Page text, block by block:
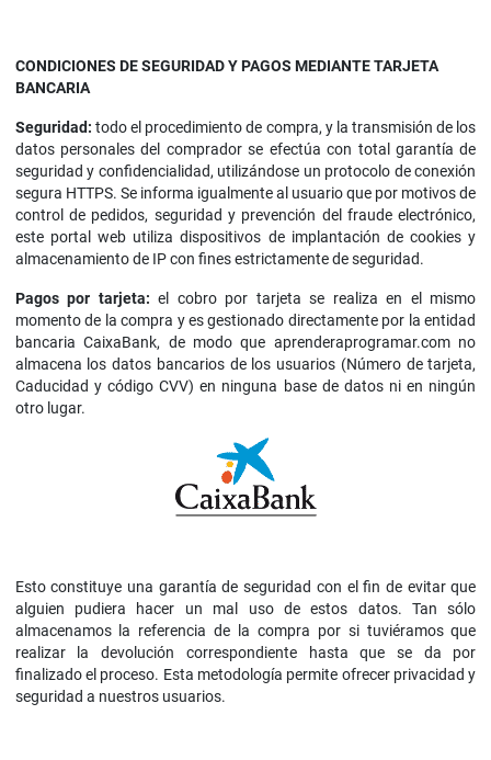
CONDICIONES DE SEGURIDAD Y PAGOS MEDIANTE TARJETA
BANCARIA
Seguridad: todo el procedimiento de compra, y la transmisión de los
datos personales del comprador se efectúa con total garantía de
seguridad y confidencialidad, utilizándose un protocolo de conexión
segura HTTPS. Se informa igualmente al usuario que por motivos de
control de pedidos, seguridad y prevención del fraude electrónico,
este portal web utiliza dispositivos de implantación de cookies y
almacenamiento de IP con fines estrictamente de seguridad.
Pagos por tarjeta: el cobro por tarjeta se realiza en el mismo
momento de la compra y es gestionado directamente por la entidad
bancaria CaixaBank, de modo que aprenderaprogramar.com no
almacena los datos bancarios de los usuarios (Número de tarjeta,
Caducidad y código CVV) en ninguna base de datos ni en ningún
otro lugar.
Esto constituye una garantía de seguridad con el fin de evitar que
alguien pudiera hacer un mal uso de estos datos. Tan sólo
almacenamos la referencia de la compra por si tuviéramos que
realizar la devolución correspondiente hasta que se da por
finalizado el proceso. Esta metodología permite ofrecer privacidad y
seguridad a nuestros usuarios.